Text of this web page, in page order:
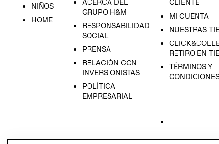
NIÑOS
HOME
ACERCA DEL
GRUPO H&M
RESPONSABILIDAD
SOCIAL
PRENSA
RELACIÓN CON
INVERSIONISTAS
POLÍTICA
EMPRESARIAL
CLIENTE
MI CUENTA
NUESTRAS
RETIRO EN
TÉRMINOS Y
CONDICIONES